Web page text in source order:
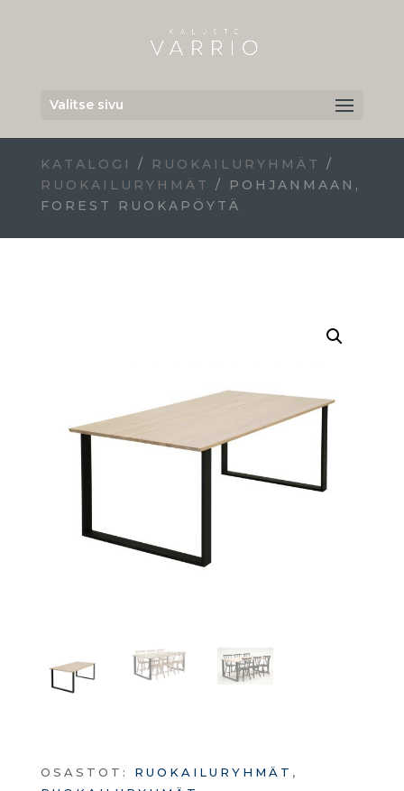
Valitse sivu
KATALOGI / RUOKAILURYHMÄT
/
RUOKAILURYHMÄT
/ POHJANMAAN,
FOREST RUOKAPÖYTÄ
OSASTOT: RUOKAILURYHMÄT ,